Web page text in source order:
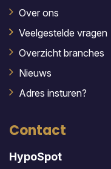
Over ons
Veelgestelde vragen
Overzicht branches
Nieuws
Adres insturen?
Contact
HypoSpot